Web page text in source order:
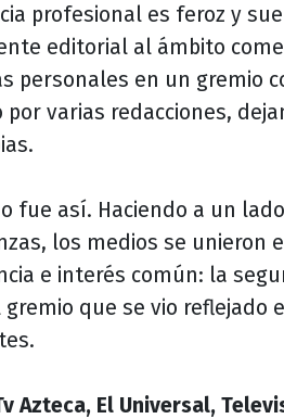
profesional es feroz y
editorial al ámbito
personales en un gremio
varias redacciones,
fue así. Haciendo a un
los medios se unieron
e interés común: la
que se vio reflejado
Azteca, El Universal,